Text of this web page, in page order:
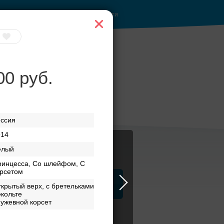
руб.
Со шлейфом, С
верх, с бретельками
корсет
Войти
Банкетные залы до
ЗАГСы Атрибуты